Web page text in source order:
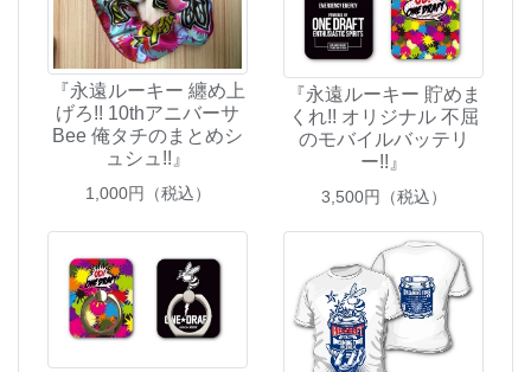
『永遠ルーキー 纏め上
げろ!! 10thアニバーサ
Bee 俺タチのまとめシ
ュシュ!!』
1,000円（税込）
『永遠ルーキー 貯めま
くれ!! オリジナル 不屈
のモバイルバッテリ
ー!!』
3,500円（税込）